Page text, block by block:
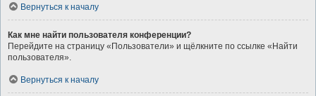
Вернуться к началу
Как мне найти пользователя конференции?
Перейдите на страницу «Пользователи» и щёлкните по ссылке «Найти
пользователя».
Вернуться к началу